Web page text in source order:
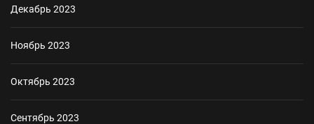
Декабрь 2023
Ноябрь 2023
Октябрь 2023
Сентябрь 2023